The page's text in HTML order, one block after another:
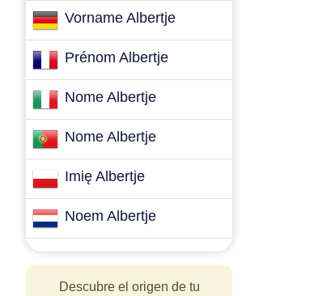
Vorname Albertje
Prénom Albertje
Nome Albertje
Nome Albertje
Imię Albertje
Noem Albertje
Descubre el origen de tu